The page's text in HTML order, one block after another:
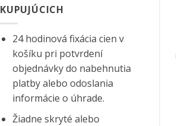
KUPUJÚCICH
24 hodinová fixácia cien v
košíku pri potvrdení
objednávky do nabehnutia
platby alebo odoslania
informácie o úhrade.
Žiadne skryté alebo